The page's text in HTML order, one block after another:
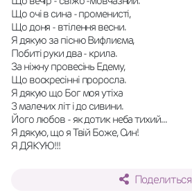
Що очі в сина - променисті,
Що доня - втілення весни.
Я дякую за пісню Вифлиєма,
Побиті руки два - крила.
За ніжну провесінь Едему,
Що воскресінні проросла.
Я дякую що Бог моя утіха
З малечих літ і до сивини.
Його любов - як дотик неба тихий...
Я дякую, що я Твій Боже, Син!
Я ДЯКУЮ!!!
Поделиться